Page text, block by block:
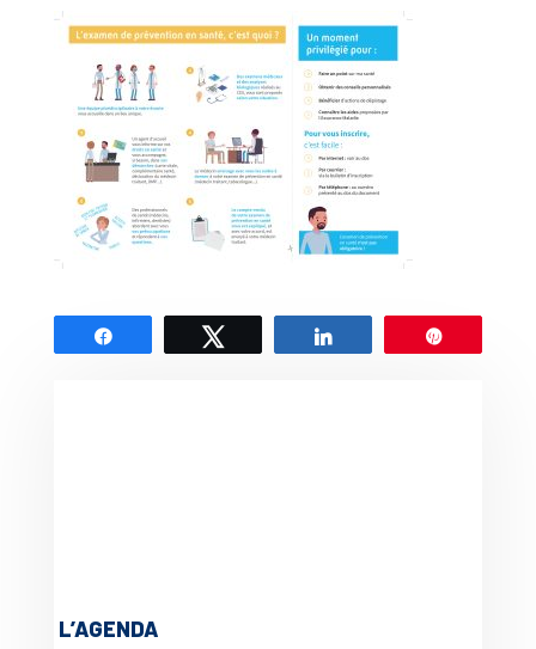
L’AGENDA